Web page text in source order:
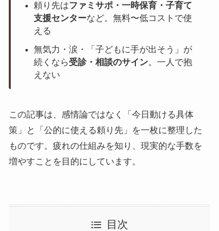
頼り先はファミサポ・一時保育・子育て
支援センターなど。無料〜低コストで使
える
無気力・涙・「子どもに手が出そう」が
続くなら 受診・相談のサイン。一人で抱
えない
この記事は、感情論ではなく「今日動ける具体
策」と「公的に使える頼り先」を一枚に整理した
ものです。疲れの仕組みを知り、現実的な手数を
増やすことを目的にしています。
目次